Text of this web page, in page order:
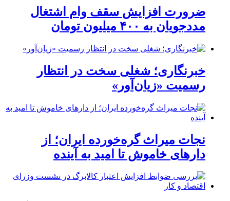
ضرورت افزایش سقف وام اشتغال
مددجویان به ۴۰۰ میلیون تومان
خبرنگاری؛ شغلی سخت در انتظار
رسمیت «زیان‌آور»
نجات میراث گره‌خورده ایران؛ از
دارهای خاموش تا امید به آینده